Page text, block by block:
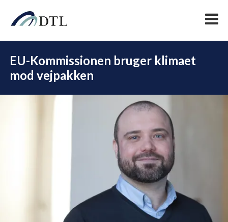
EU-Kommissionen bruger klimaet
mod vejpakken